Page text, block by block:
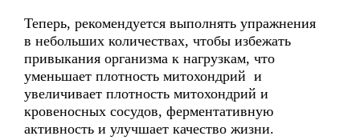
Теперь, рекомендуется выполнять упражнения
в небольших количествах, чтобы избежать
привыкания организма к нагрузкам, что
уменьшает плотность митохондрий и
увеличивает плотность митохондрий и
кровеносных сосудов, ферментативную
активность и улучшает качество жизни.